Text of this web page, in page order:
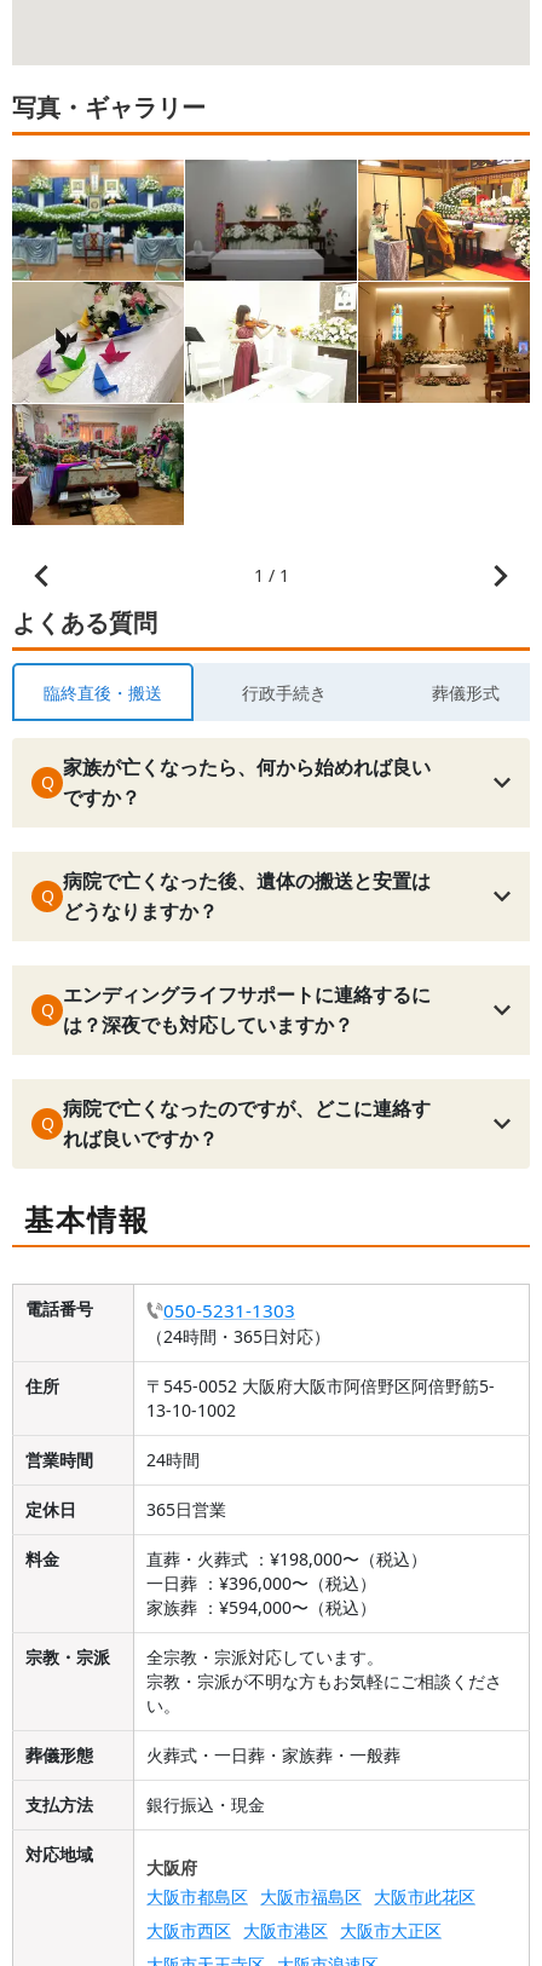
写真・ギャラリー
1 / 1
よくある質問
臨終直後・搬送 行政手続き 葬儀形式
Q
家族が亡くなったら、何から始めれば良い
ですか？
Q
病院で亡くなった後、遺体の搬送と安置は
どうなりますか？
Q
エンディングライフサポートに連絡するに
は？深夜でも対応していますか？
Q
病院で亡くなったのですが、どこに連絡す
れば良いですか？
基本情報
電話番号 050-5231-1303
（24時間・365日対応）
住所
〒545-0052 大阪府大阪市阿倍野区阿倍野筋5-
13-10-1002
営業時間 24時間
定休日 365日営業
料金
直葬・火葬式 ：¥198,000〜（税込）
一日葬 ：¥396,000〜（税込）
家族葬 ：¥594,000〜（税込）
宗教・宗派
全宗教・宗派対応しています。
宗教・宗派が不明な方もお気軽にご相談くださ
い。
葬儀形態 火葬式・一日葬・家族葬・一般葬
支払方法 銀行振込・現金
対応地域
大阪府
大阪市都島区 大阪市福島区 大阪市此花区
大阪市西区 大阪市港区 大阪市大正区